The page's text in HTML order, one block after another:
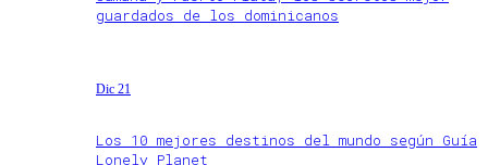
guardados de los dominicanos
Dic 21
Los 10 mejores destinos del mundo según Guía
Lonely Planet